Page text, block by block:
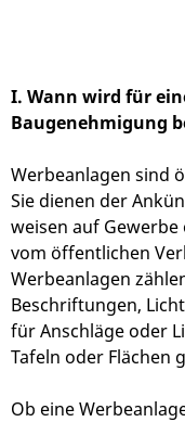
I. Wann wird für
Baugenehmigung
Werbeanlagen sind
Sie dienen der
weisen auf
vom öffentlichen
Werbeanlagen
Beschriftungen,
für Anschläge oder
Tafeln oder Flächen
Ob eine